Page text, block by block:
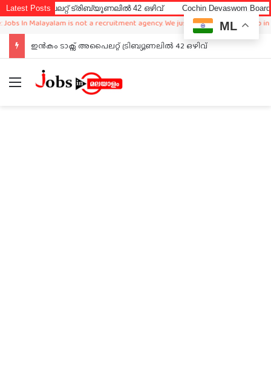
Latest Postsട്രിബ്യൂണലിൽ 42 ഒഴിവ് Cochin Devaswom Board LD
In Malayalam is not a recruitment agency. We just sharing available job in
ഇൻകം ടാക്സ് അപൈലറ്റ് ട്രിബ്യൂണലിൽ 42 ഒഴിവ്
Menu
ML